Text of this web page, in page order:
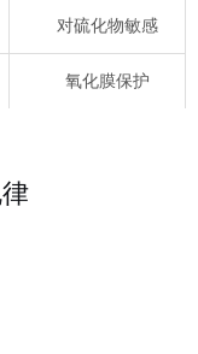
对硫化物敏感
氧化膜保护